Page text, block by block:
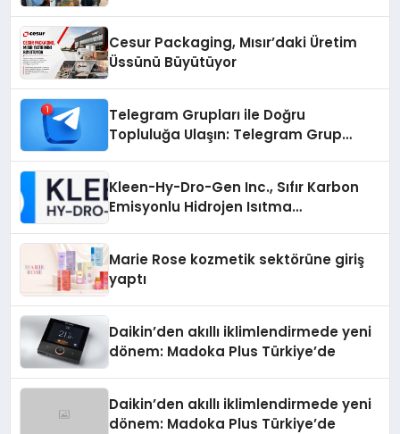
Cesur Packaging, Mısır’daki Üretim
Üssünü Büyütüyor
Telegram Grupları ile Doğru
Topluluğa Ulaşın: Telegram Grup
Kleen-Hy-Dro-Gen Inc., Sıfır Karbon
Emisyonlu Hidrojen Isıtma
Marie Rose kozmetik sektörüne giriş
yaptı
Daikin’den akıllı iklimlendirmede yeni
dönem: Madoka Plus Türkiye’de
Daikin’den akıllı iklimlendirmede yeni
dönem: Madoka Plus Türkiye’de